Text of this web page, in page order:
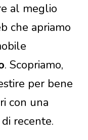
al meglio
che apriamo
. Scopriamo,
per bene
con una
recente.